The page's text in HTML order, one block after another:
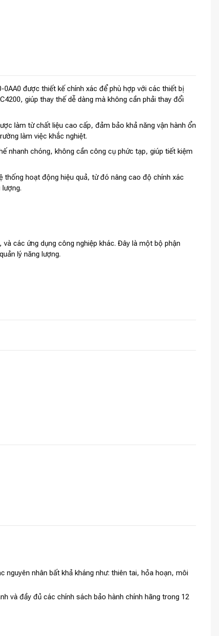
được thiết kế chính xác để phù hợp với các thiết bị
giúp thay thế dễ dàng mà không cần phải thay đổi
làm từ chất liệu cao cấp, đảm bảo khả năng vận hành ổn
làm việc khắc nghiệt.
nhanh chóng, không cần công cụ phức tạp, giúp tiết kiệm
thống hoạt động hiệu quả, từ đó nâng cao độ chính xác
các ứng dụng công nghiệp khác. Đây là một bộ phận
lý năng lượng.
nhân bất khả kháng như: thiên tai, hỏa hoạn, môi
và đầy đủ các chính sách bảo hành chính hãng trong 12